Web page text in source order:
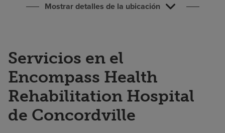
Mostrar detalles de la ubicación
Servicios en el
Encompass Health
Rehabilitation Hospital
de Concordville